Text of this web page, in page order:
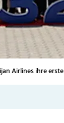
Airlines ihre